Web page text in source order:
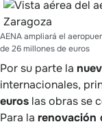
AENA ampliará el
de 26 millones de euros
Por su parte la
internacionales,
euros las obras se
Para la renovación